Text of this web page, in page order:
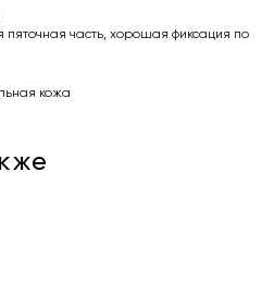
часть, хорошая фиксация по
кожа